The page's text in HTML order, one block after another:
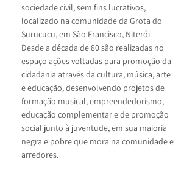
sociedade civil, sem fins lucrativos,
localizado na comunidade da Grota do
Surucucu, em São Francisco, Niterói.
Desde a década de 80 são realizadas no
espaço ações voltadas para promoção da
cidadania através da cultura, música, arte
e educação, desenvolvendo projetos de
formação musical, empreendedorismo,
educação complementar e de promoção
social junto à juventude, em sua maioria
negra e pobre que mora na comunidade e
arredores.